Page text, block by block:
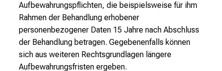
Aufbewahrungspflichten, die beispielsweise für ihm
Rahmen der Behandlung erhobener
personenbezogener Daten 15 Jahre nach Abschluss
der Behandlung betragen. Gegebenenfalls können
sich aus weiteren Rechtsgrundlagen längere
Aufbewahrungsfristen ergeben.